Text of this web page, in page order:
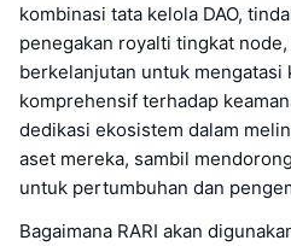
kombinasi tata kelola DAO,
penegakan royalti tingkat
berkelanjutan untuk mengatasi
komprehensif terhadap
dedikasi ekosistem dalam
aset mereka, sambil
untuk pertumbuhan dan
Bagaimana RARI akan